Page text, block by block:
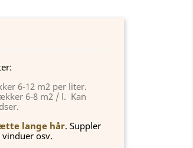
6-12 m2 per liter.
6-8 m2 / l. Kan
lange hår. Suppler
osv.